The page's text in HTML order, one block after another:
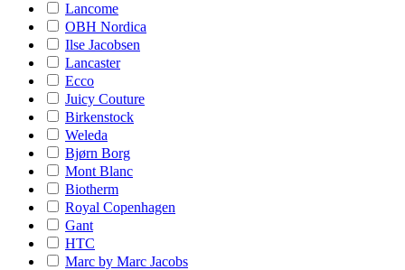
Lancome
OBH Nordica
Ilse Jacobsen
Lancaster
Ecco
Juicy Couture
Birkenstock
Weleda
Bjørn Borg
Mont Blanc
Biotherm
Royal Copenhagen
Gant
HTC
Marc by Marc Jacobs